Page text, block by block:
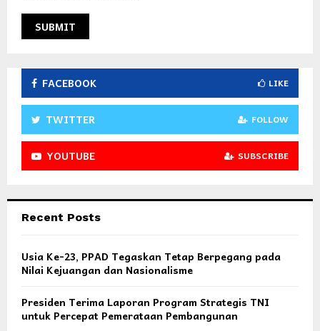
FACEBOOK LIKE
TWITTER FOLLOW
YOUTUBE SUBSCRIBE
Recent Posts
Usia Ke-23, PPAD Tegaskan Tetap Berpegang pada
Nilai Kejuangan dan Nasionalisme
Presiden Terima Laporan Program Strategis TNI
untuk Percepat Pemerataan Pembangunan